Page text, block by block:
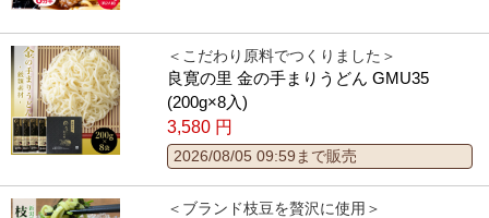
＜こだわり原料でつくりました＞
良寛の里 金の手まりうどん GMU35
(200g×8入)
3,580 円
2026/08/05 09:59まで販売
＜ブランド枝豆を贅沢に使用＞